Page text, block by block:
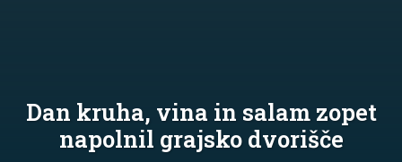
Dan kruha, vina in salam zopet
napolnil grajsko dvorišče